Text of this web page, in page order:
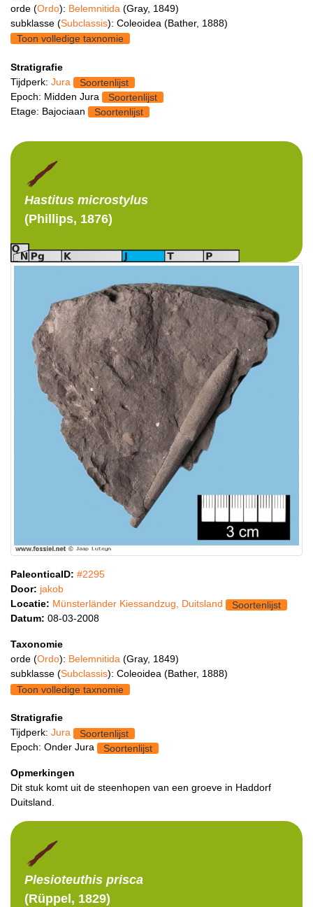
orde (Ordo): Belemnitida (Gray, 1849)
subklasse (Subclassis): Coleoidea (Bather, 1888)
Toon volledige taxnomie
Stratigrafie
Tijdperk: Jura
Soortenlijst
Epoch: Midden Jura
Soortenlijst
Etage: Bajociaan
Soortenlijst
Hastitus microstylus
(Phillips, 1876)
PaleonticaID: #2295
Door: jakob
Locatie: Münsterländer Kiessandzug, Duitsland
Soortenlijst
Datum: 08-03-2008
Taxonomie
orde (Ordo): Belemnitida (Gray, 1849)
subklasse (Subclassis): Coleoidea (Bather, 1888)
Toon volledige taxnomie
Stratigrafie
Tijdperk: Jura
Soortenlijst
Epoch: Onder Jura
Soortenlijst
Opmerkingen
Dit stuk komt uit de steenhopen van een groeve in Haddorf
Duitsland.
Plesioteuthis prisca
(Rüppel, 1829)